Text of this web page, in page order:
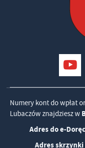
Numery kont do wpłat
Lubaczów znajdziesz w
Adres do e-
Adres skrzynki